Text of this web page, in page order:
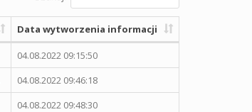
Data wytworzenia informacji
04.08.2022 09:15:50
04.08.2022 09:46:18
04.08.2022 09:48:30